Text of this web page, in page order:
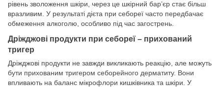
рівень зволоження шкіри, через це шкірний бар’єр стає більш
вразливим. У результаті дієта при себореї часто передбачає
обмеження алкоголю, особливо під час загострень.
Дріжджові продукти при себореї – прихований
тригер
Дріжджові продукти не завжди викликають реакцію, але можуть
бути прихованим тригером себорейного дерматиту. Вони
впливають на баланс мікрофлори кишківника та шкіри. У